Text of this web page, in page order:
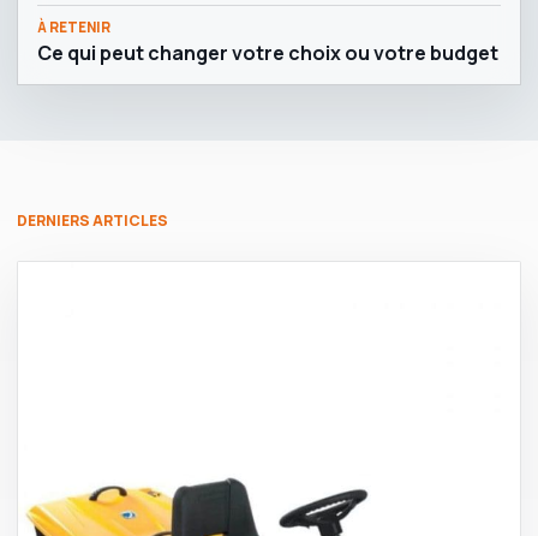
À RETENIR
Ce qui peut changer votre choix ou votre budget
DERNIERS ARTICLES